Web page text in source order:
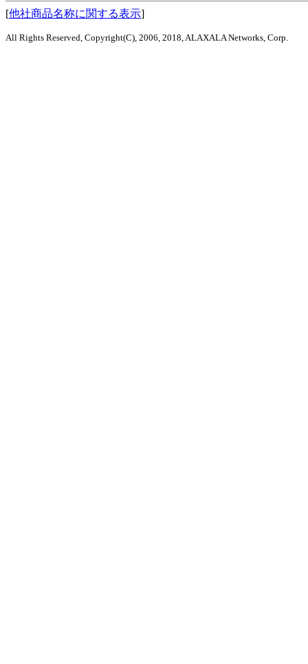
[他社商品名称に関する表示]
All Rights Reserved, Copyright(C), 2006, 2018, ALAXALA Networks, Corp.